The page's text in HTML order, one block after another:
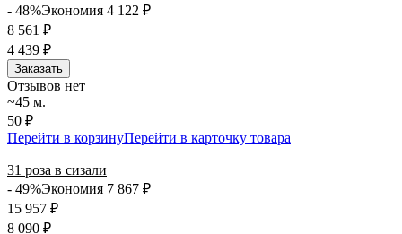
- 48%Экономия 4 122 ₽
8 561 ₽
4 439 ₽
Заказать
Отзывов нет
~45 м.
50 ₽
Перейти в корзинуПерейти в карточку товара
31 роза в сизали
- 49%Экономия 7 867 ₽
15 957 ₽
8 090 ₽